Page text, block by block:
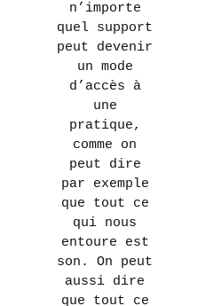
n’importe
quel support
peut devenir
un mode
d’accès à
une
pratique,
comme on
peut dire
par exemple
que tout ce
qui nous
entoure est
son. On peut
aussi dire
que tout ce